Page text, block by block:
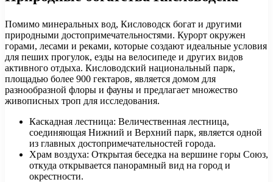
Помимо минеральных вод, Кисловодск богат и другими
природными достопримечательностями. Курорт окружен
горами, лесами и реками, которые создают идеальные условия
для пеших прогулок, езды на велосипеде и других видов
активного отдыха. Кисловодский национальный парк,
площадью более 900 гектаров, является домом для
разнообразной флоры и фауны и предлагает множество
живописных троп для исследования.
Каскадная лестница: Величественная лестница,
соединяющая Нижний и Верхний парк, является одной
из главных достопримечательностей города.
Храм воздуха: Открытая беседка на вершине горы Союз,
откуда открывается панорамный вид на город и
окрестности.